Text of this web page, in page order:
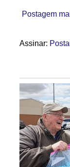
Postagem
Assinar: